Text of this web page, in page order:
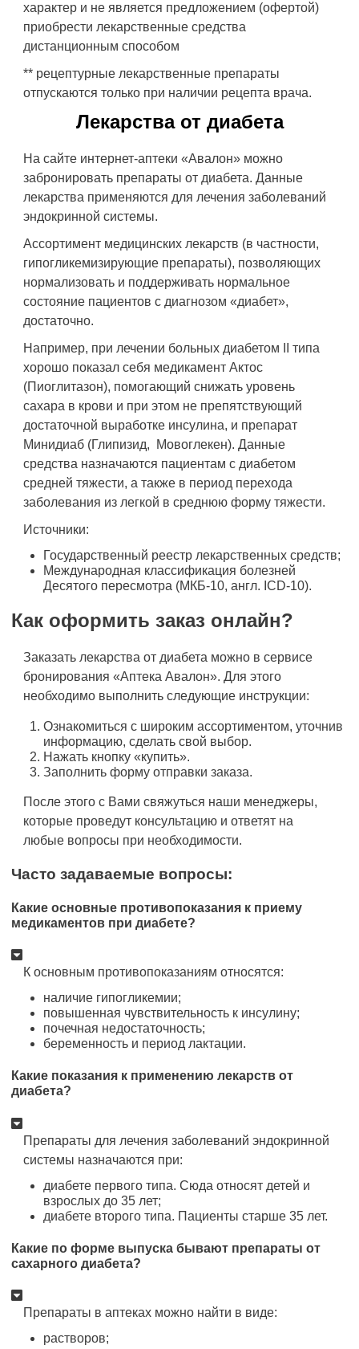
характер и не является предложением (офертой)
приобрести лекарственные средства
дистанционным способом
** рецептурные лекарственные препараты
отпускаются только при наличии рецепта врача.
Лекарства от диабета
На сайте интернет-аптеки «Авалон» можно
забронировать препараты от диабета. Данные
лекарства применяются для лечения заболеваний
эндокринной системы.
Ассортимент медицинских лекарств (в частности,
гипогликемизирующие препараты), позволяющих
нормализовать и поддерживать нормальное
состояние пациентов с диагнозом «диабет»,
достаточно.
Например, при лечении больных диабетом II типа
хорошо показал себя медикамент Актос
(Пиоглитазон), помогающий снижать уровень
сахара в крови и при этом не препятствующий
достаточной выработке инсулина, и препарат
Минидиаб (Глипизид, Мовоглекен). Данные
средства назначаются пациентам с диабетом
средней тяжести, а также в период перехода
заболевания из легкой в среднюю форму тяжести.
Источники:
Государственный реестр лекарственных средств;
Международная классификация болезней
Десятого пересмотра (МКБ-10, англ. ICD-10).
Как оформить заказ онлайн?
Заказать лекарства от диабета можно в сервисе
бронирования «Аптека Авалон». Для этого
необходимо выполнить следующие инструкции:
Ознакомиться с широким ассортиментом, уточнив
информацию, сделать свой выбор.
Нажать кнопку «купить».
Заполнить форму отправки заказа.
После этого с Вами свяжуться наши менеджеры,
которые проведут консультацию и ответят на
любые вопросы при необходимости.
Часто задаваемые вопросы:
Какие основные противопоказания к приему
медикаментов при диабете?
К основным противопоказаниям относятся:
наличие гипогликемии;
повышенная чувствительность к инсулину;
почечная недостаточность;
беременность и период лактации.
Какие показания к применению лекарств от
диабета?
Препараты для лечения заболеваний эндокринной
системы назначаются при:
диабете первого типа. Сюда относят детей и
взрослых до 35 лет;
диабете второго типа. Пациенты старше 35 лет.
Какие по форме выпуска бывают препараты от
сахарного диабета?
Препараты в аптеках можно найти в виде:
растворов;